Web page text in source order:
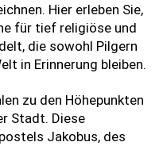
Hier erleben Sie,
für tief religiöse und
die sowohl Pilgern
in Erinnerung bleiben.
zu den Höhepunkten
Stadt. Diese
Jakobus, des